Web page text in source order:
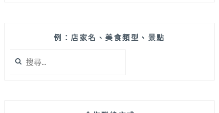
例：店家名、美食類型、景點
尋